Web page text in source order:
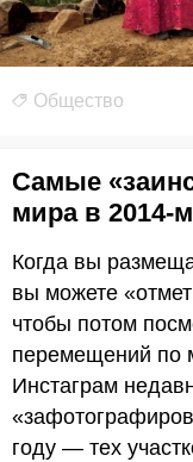
Общество
Самые
мира в 2014-
Когда вы
вы можете
чтобы потом
перемещений по
Инстаграм
году — тех